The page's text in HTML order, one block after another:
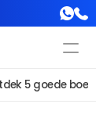
5 goede